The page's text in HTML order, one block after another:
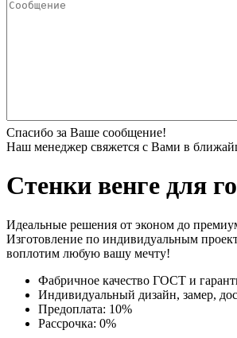
Спасибо за Ваше сообщение!
Наш менеджер свяжется с Вами в
Стенки венге для
Идеальные решения от эконом до
Изготовление по индивидуальным
воплотим любую вашу мечту!
Фабричное качество ГОСТ и
Индивидуальный дизайн, замер,
Предоплата: 10%
Рассрочка: 0%